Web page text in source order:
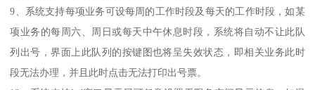
9、系统支持每项业务可设每周的工作时段及每天的工作时段，如某
项业务的每周六、周日或每天中午休息时段，系统将自动不让此队
列出号，界面上此队列的按键图也将呈失效状态，即相关业务此时
段无法办理，并且此时点击无法打印出号票。